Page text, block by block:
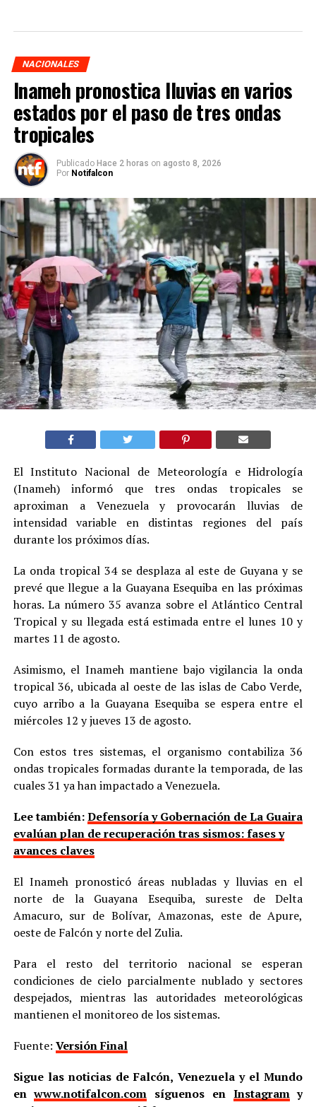
NACIONALES
Inameh pronostica lluvias en varios
estados por el paso de tres ondas
tropicales
Publicado Hace 2 horas on agosto 8, 2026
Por Notifalcon
El Instituto Nacional de Meteorología e Hidrología
(Inameh) informó que tres ondas tropicales se
aproximan a Venezuela y provocarán lluvias de
intensidad variable en distintas regiones del país
durante los próximos días.
La onda tropical 34 se desplaza al este de Guyana y se
prevé que llegue a la Guayana Esequiba en las próximas
horas. La número 35 avanza sobre el Atlántico Central
Tropical y su llegada está estimada entre el lunes 10 y
martes 11 de agosto.
Asimismo, el Inameh mantiene bajo vigilancia la onda
tropical 36, ubicada al oeste de las islas de Cabo Verde,
cuyo arribo a la Guayana Esequiba se espera entre el
miércoles 12 y jueves 13 de agosto.
Con estos tres sistemas, el organismo contabiliza 36
ondas tropicales formadas durante la temporada, de las
cuales 31 ya han impactado a Venezuela.
Lee también:Defensoría y Gobernación de La Guaira
evalúan plan de recuperación tras sismos: fases y
avances claves
El Inameh pronosticó áreas nubladas y lluvias en el
norte de la Guayana Esequiba, sureste de Delta
Amacuro, sur de Bolívar, Amazonas, este de Apure,
oeste de Falcón y norte del Zulia.
Para el resto del territorio nacional se esperan
condiciones de cielo parcialmente nublado y sectores
despejados, mientras las autoridades meteorológicas
mantienen el monitoreo de los sistemas.
Fuente: Versión Final
Sigue las noticias de Falcón, Venezuela y el Mundo
enwww.notifalcon.com síguenos en Instagramy